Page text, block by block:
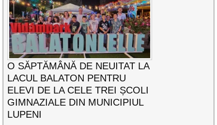
O SĂPTĂMÂNĂ DE NEUITAT LA
LACUL BALATON PENTRU
ELEVI DE LA CELE TREI ȘCOLI
GIMNAZIALE DIN MUNICIPIUL
LUPENI